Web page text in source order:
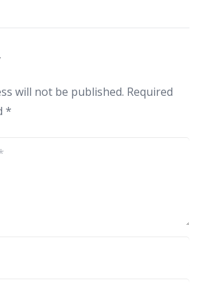
will not be published. Required
*